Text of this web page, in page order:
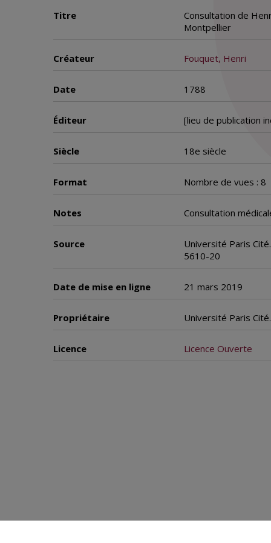
Titre
Consultation de
Montpellier
Créateur Fouquet, Henri
Date 1788
Éditeur [lieu de publication
Siècle 18e siècle
Format Nombre de vues : 8
Notes Consultation
Source
Université Paris
5610-20
Date de mise en ligne 21 mars 2019
Propriétaire Université Paris
Licence Licence Ouverte